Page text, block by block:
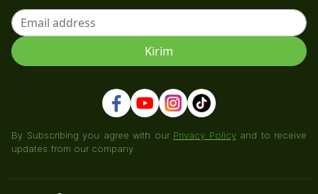
By Subscribing you agree with our Privacy Policyand to receive
updates from our company